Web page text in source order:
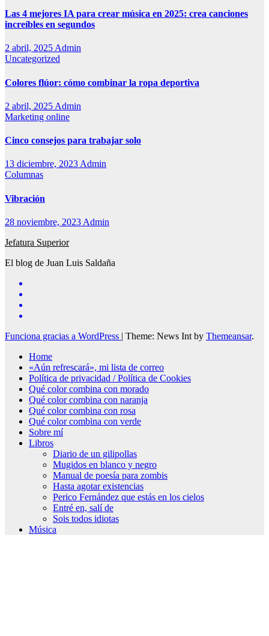
Las 4 mejores IA para crear música en 2025: crea canciones
increíbles en segundos
2 abril, 2025Admin
Uncategorized
Colores flúor: cómo combinar la ropa deportiva
2 abril, 2025 Admin
Marketing online
Cinco consejos para trabajar solo
13 diciembre, 2023Admin
Columnas
Vibración
28 noviembre, 2023 Admin
Jefatura Superior
El blog de Juan Luis Saldaña
Funciona gracias a WordPress | Theme: News Int by Themeansar.
Home
«Aún refrescará», mi lista de correo
Política de privacidad / Política de Cookies
Qué color combina con morado
Qué color combina con naranja
Qué color combina con rosa
Qué color combina con verde
Sobre mí
Libros
Diario de un gilipollas
Mugidos en blanco y negro
Manual de poesía para zombis
Hasta agotar existencias
Perico Fernández que estás en los cielos
Entré en, salí de
Sois todos idiotas
Música